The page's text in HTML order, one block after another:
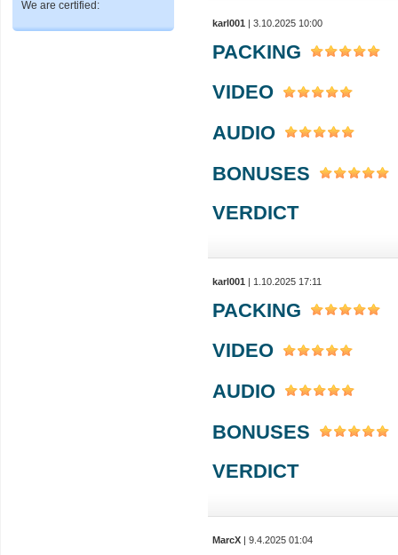
We are certified:
karl001 | 3.10.2025 10:00
PACKING
VIDEO
AUDIO
BONUSES
VERDICT
karl001 | 1.10.2025 17:11
PACKING
VIDEO
AUDIO
BONUSES
VERDICT
MarcX | 9.4.2025 01:04